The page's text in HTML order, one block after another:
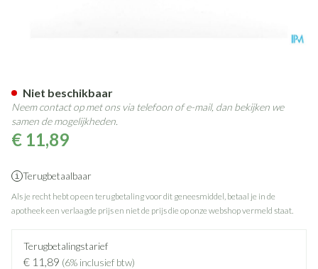
€ 11,89
Terugbetaalbaar
Als je recht hebt op een terugbetaling voor dit geneesmiddel, betaal je in de
apotheek een verlaagde prijs en niet de prijs die op onze webshop vermeld staat.
Terugbetalingstarief
€ 11,89 (6% inclusief btw)
Niet beschikbaar
Neem contact op met ons via telefoon of e-mail, dan bekijken we
samen de mogelijkheden.